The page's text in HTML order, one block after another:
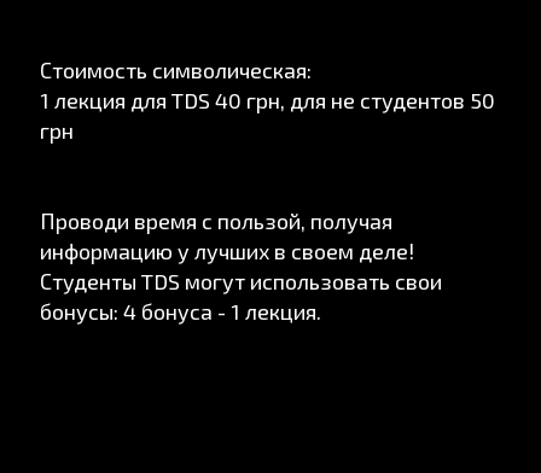
Стоимость символическая:
1 лекция для TDS 40 грн, для не студентов 50
грн
Проводи время с пользой, получая
информацию у лучших в своем деле!
Студенты TDS могут использовать свои
бонусы: 4 бонуса - 1 лекция.